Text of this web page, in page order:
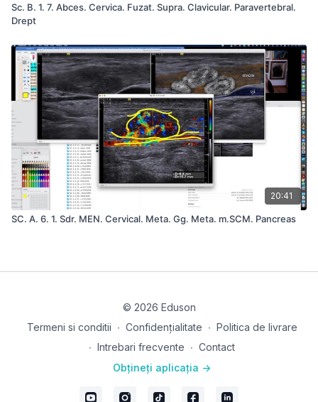
Sc. B. 1. 7. Abces. Cervica. Fuzat. Supra. Clavicular. Paravertebral.
Drept
20:41
SC. A. 6. 1. Sdr. MEN. Cervical. Meta. Gg. Meta. m.SCM. Pancreas
© 2026 Eduson
Termeni si conditii ∙ Confidențialitate ∙ Politica de livrare
∙ Intrebari frecvente ∙ Contact
Obțineți aplicația ->